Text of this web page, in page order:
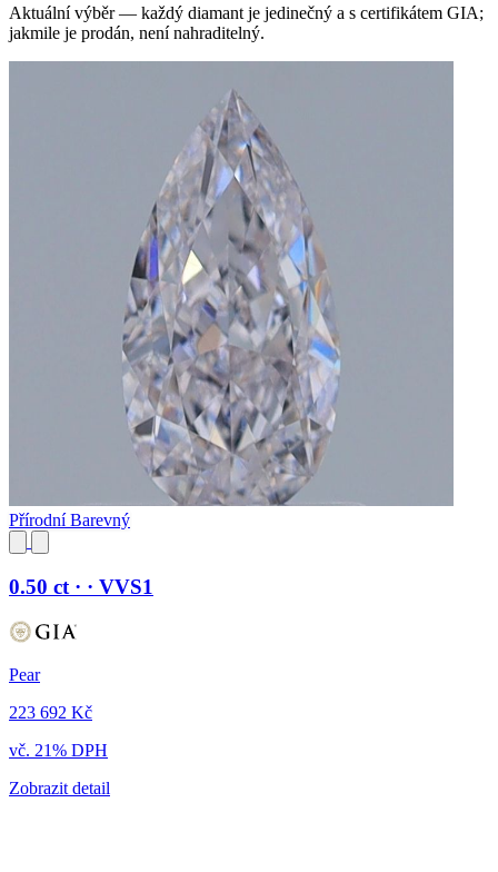
Aktuální výběr — každý diamant je jedinečný a s certifikátem GIA;
jakmile je prodán, není nahraditelný.
Přírodní Barevný
0.50 ct · · VVS1
Pear
223 692 Kč
vč. 21% DPH
Zobrazit detail